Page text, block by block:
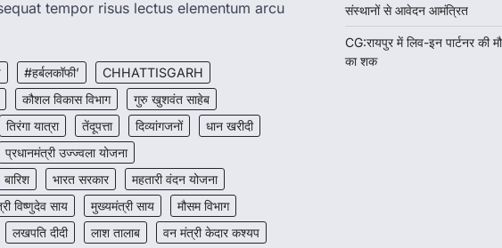
tempor risus lectus elementum arcu
#हर्बलकॉफी’
CHHATTISGARH
कौशल विकास विभाग
गुरु खुशवंत साहेब
तिरंगा यात्रा तेंदूपत्ता दिव्यांगजनों
धान खरीदी
प्रधानमंत्री उज्ज्वला योजना
बारिश भारत सरकार
महतारी वंदन योजना
विष्णुदेव साय मुख्यमंत्री साय
मौसम विभाग
लखपति दीदी लाश तालाब वन मंत्री केदार कश्यप
संस्थानों से आवेदन आमंत्रित
CG:रायपुर में लिव-इन पार्टनर की
का शक